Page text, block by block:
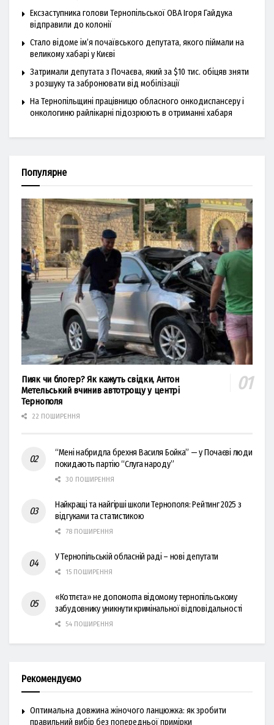
Ексзаступника голови Тернопільської ОВА Ігоря Гайдука
відправили до колонії
Стало відоме ім’я почаївського депутата, якого піймали на
великому хабарі у Києві
Затримали депутата з Почаєва, який за $10 тис. обіцяв зняти
з розшуку та забронювати від мобілізації
На Тернопільщині працівницю обласного онкодиспансеру і
онкологиню райлікарні підозрюють в отриманні хабаря
Популярне
Пияк чи блогер? Як кажуть свідки, Антон
Метельський вчинив автотрощу у центрі
Тернополя
22 ПОШИРЕННЯ
“Мені набридла брехня Василя Бойка” — у Почаєві люди
покидають партію “Слуга народу”
30 ПОШИРЕННЯ
Найкращі та найгірші школи Тернополя: Рейтинг 2025 з
відгуками та статистикою
78 ПОШИРЕННЯ
У Тернопільській обласній раді – нові депутати
15 ПОШИРЕННЯ
«Котлєта» не допомогла відомому тернопільському
забудовнику уникнути кримінальної відповідальності
54 ПОШИРЕННЯ
Рекомендуємо
Оптимальна довжина жіночого ланцюжка: як зробити
правильний вибір без попередньої примірки